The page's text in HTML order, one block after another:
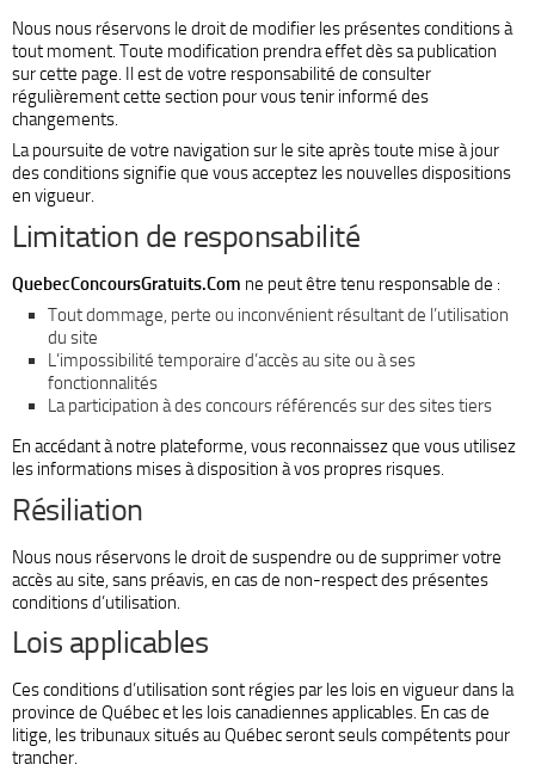
Nous nous réservons le droit de modifier les présentes conditions à
tout moment. Toute modification prendra effet dès sa publication
sur cette page. Il est de votre responsabilité de consulter
régulièrement cette section pour vous tenir informé des
changements.
La poursuite de votre navigation sur le site après toute mise à jour
des conditions signifie que vous acceptez les nouvelles dispositions
en vigueur.
Limitation de responsabilité
QuebecConcoursGratuits.Com ne peut être tenu responsable de :
Tout dommage, perte ou inconvénient résultant de l’utilisation
du site
L’impossibilité temporaire d’accès au site ou à ses
fonctionnalités
La participation à des concours référencés sur des sites tiers
En accédant à notre plateforme, vous reconnaissez que vous utilisez
les informations mises à disposition à vos propres risques.
Résiliation
Nous nous réservons le droit de suspendre ou de supprimer votre
accès au site, sans préavis, en cas de non-respect des présentes
conditions d’utilisation.
Lois applicables
Ces conditions d’utilisation sont régies par les lois en vigueur dans la
province de Québec et les lois canadiennes applicables. En cas de
litige, les tribunaux situés au Québec seront seuls compétents pour
trancher.